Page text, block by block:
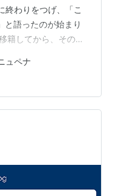
終わりをつげ、「こ
と語ったのが始まり
籍してから、その私
次ぎ、自分もオー
女子プロ野球を設立
ある。 女子プロ野球
団それぞれを紹介。
ウルソはエスペラ
ュペナ